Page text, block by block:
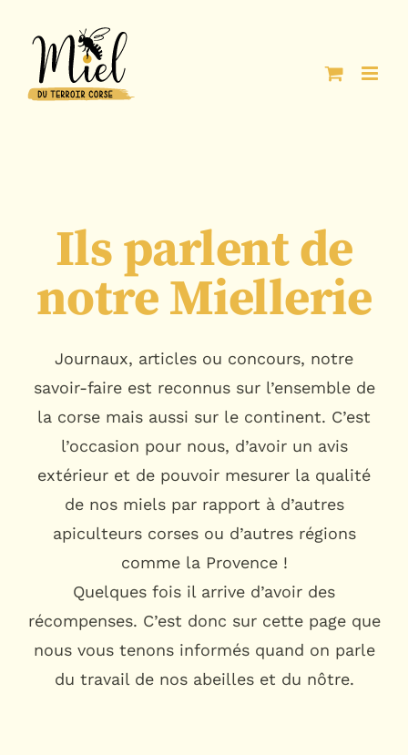
contenu
Ils parlent de
notre Miellerie
Journaux, articles ou concours, notre
savoir-faire est reconnus sur l’ensemble de
la corse mais aussi sur le continent. C’est
l’occasion pour nous, d’avoir un avis
extérieur et de pouvoir mesurer la qualité
de nos miels par rapport à d’autres
apiculteurs corses ou d’autres régions
comme la Provence !
Quelques fois il arrive d’avoir des
récompenses. C’est donc sur cette page que
nous vous tenons informés quand on parle
du travail de nos abeilles et du nôtre.